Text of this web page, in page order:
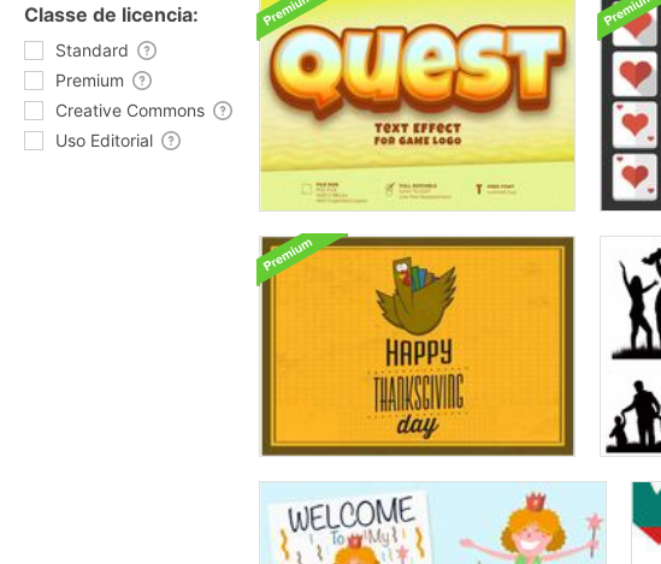
Classe de licencia:
Standard
Premium
Creative Commons
Uso Editorial